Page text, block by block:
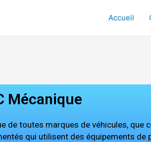
Accueil
Mécanique
de toutes marques de véhicules, que
qui utilisent des équipements